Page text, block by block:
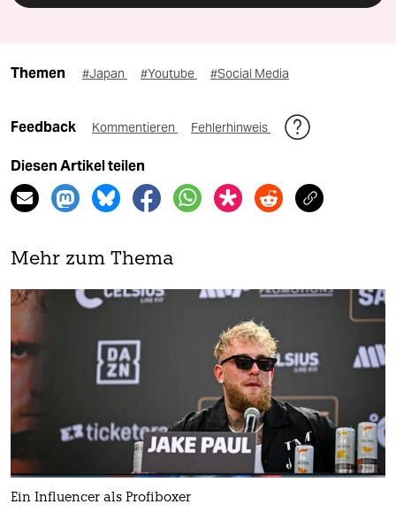
Themen #Japan #Youtube #Social Media
Feedback Kommentieren Fehlerhinweis
Diesen Artikel teilen
Mehr zum Thema
Ein Influencer als Profiboxer